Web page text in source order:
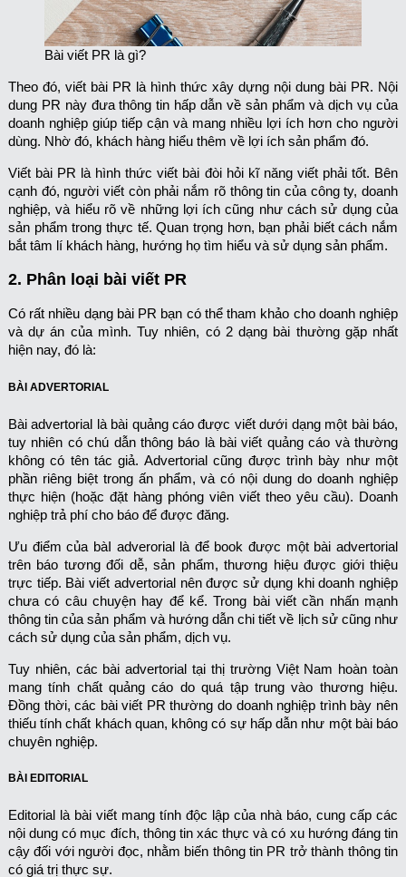
Bài viết PR là gì?
Theo đó, viết bài PR là hình thức xây dựng nội dung bài PR. Nội
dung PR này đưa thông tin hấp dẫn về sản phẩm và dịch vụ của
doanh nghiệp giúp tiếp cận và mang nhiều lợi ích hơn cho người
dùng. Nhờ đó, khách hàng hiểu thêm về lợi ích sản phẩm đó.
Viết bài PR là hình thức viết bài đòi hỏi kĩ năng viết phải tốt. Bên
cạnh đó, người viết còn phải nắm rõ thông tin của công ty, doanh
nghiệp, và hiểu rõ về những lợi ích cũng như cách sử dụng của
sản phẩm trong thực tế. Quan trọng hơn, bạn phải biết cách nắm
bắt tâm lí khách hàng, hướng họ tìm hiểu và sử dụng sản phẩm.
2. Phân loại bài viết PR
Có rất nhiều dạng bài PR bạn có thể tham khảo cho doanh nghiệp
và dự án của mình. Tuy nhiên, có 2 dạng bài thường gặp nhất
hiện nay, đó là:
BÀI ADVERTORIAL
Bài advertorial là bài quảng cáo được viết dưới dạng một bài báo,
tuy nhiên có chú dẫn thông báo là bài viết quảng cáo và thường
không có tên tác giả. Advertorial cũng được trình bày như một
phần riêng biệt trong ấn phẩm, và có nội dung do doanh nghiệp
thực hiện (hoặc đặt hàng phóng viên viết theo yêu cầu). Doanh
nghiệp trả phí cho báo để được đăng.
Ưu điểm của bàI adverorial là để book được một bài advertorial
trên báo tương đối dễ, sản phẩm, thương hiệu được giới thiệu
trực tiếp. Bài viết advertorial nên được sử dụng khi doanh nghiệp
chưa có câu chuyện hay để kể. Trong bài viết cần nhấn mạnh
thông tin của sản phẩm và hướng dẫn chi tiết về lịch sử cũng như
cách sử dụng của sản phẩm, dịch vụ.
Tuy nhiên, các bài advertorial tại thị trường Việt Nam hoàn toàn
mang tính chất quảng cáo do quá tập trung vào thương hiệu.
Đồng thời, các bài viết PR thường do doanh nghiệp trình bày nên
thiếu tính chất khách quan, không có sự hấp dẫn như một bài báo
chuyên nghiệp.
BÀI EDITORIAL
Editorial là bài viết mang tính độc lập của nhà báo, cung cấp các
nội dung có mục đích, thông tin xác thực và có xu hướng đáng tin
cậy đối với người đọc, nhằm biến thông tin PR trở thành thông tin
có giá trị thực sự.